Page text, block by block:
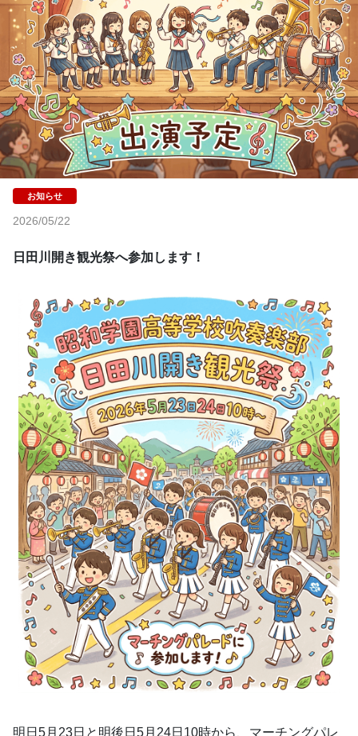
2026/05/22
日田川開き観光祭へ参加します！
明日5月23日と明後日5月24日10時から、マーチングパレ